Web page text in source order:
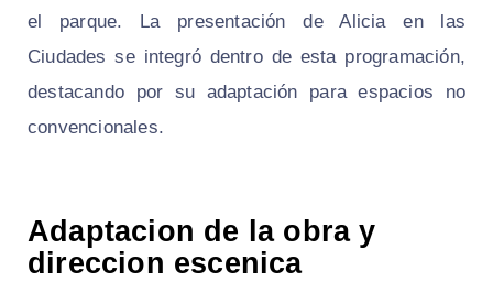
el parque. La presentación de Alicia en las
Ciudades se integró dentro de esta programación,
destacando por su adaptación para espacios no
convencionales.
Adaptacion de la obra y
direccion escenica